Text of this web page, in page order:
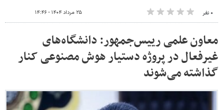
۰ نفر ۲۵ مرداد ۱۴۰۴ - ۱۴:۴۶
معاون علمی رییس‌جمهور: دانشگاه‌های
غیرفعال در پروژه دستیار هوش مصنوعی کنار
گذاشته می‌شوند